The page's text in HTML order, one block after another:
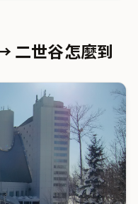
二世谷怎麼到